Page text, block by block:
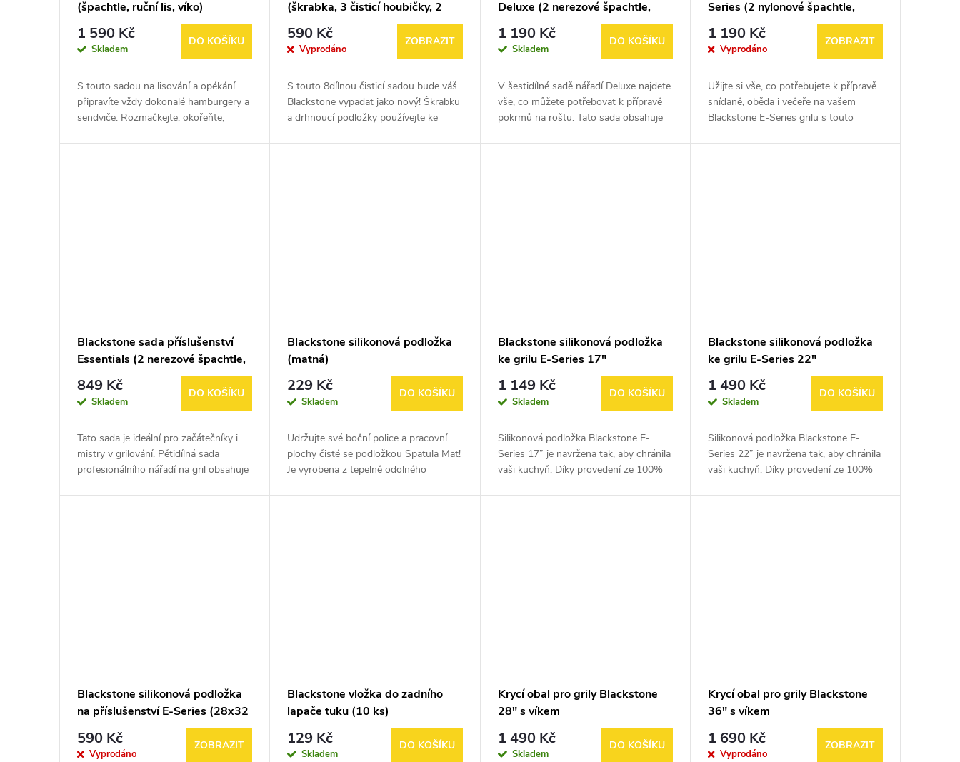
(špachtle, ruční lis, víko)
1 590 Kč
Skladem
DO KOŠÍKU
S touto sadou na lisování a opékání
připravíte vždy dokonalé hamburgery a
sendviče. Rozmačkejte, okořeňte,
(škrabka, 3 čisticí houbičky, 2
brusné kameny)
590 Kč
Vyprodáno
ZOBRAZIT
S touto 8dílnou čisticí sadou bude váš
Blackstone vypadat jako nový! Škrabku
a drhnoucí podložky používejte ke
Deluxe (2 nerezové špachtle,
lahvička, škrabka, 2 kleště)
1 190 Kč
Skladem
DO KOŠÍKU
V šestidílné sadě nářadí Deluxe najdete
vše, co můžete potřebovat k přípravě
pokrmů na roštu. Tato sada obsahuje
Series (2 nylonové špachtle,
škrabka, kleště)
1 190 Kč
Vyprodáno
ZOBRAZIT
Užijte si vše, co potřebujete k přípravě
snídaně, oběda i večeře na vašem
Blackstone E-Series grilu s touto
Blackstone sada příslušenství
Essentials (2 nerezové špachtle,
2 lahvičky a škrabka)
849 Kč
Skladem
DO KOŠÍKU
Tato sada je ideální pro začátečníky i
mistry v grilování. Pětidílná sada
profesionálního nářadí na gril obsahuje
Blackstone silikonová podložka
(matná)
229 Kč
Skladem
DO KOŠÍKU
Udržujte své boční police a pracovní
plochy čisté se podložkou Spatula Mat!
Je vyrobena z tepelně odolného
Blackstone silikonová podložka
ke grilu E-Series 17"
1 149 Kč
Skladem
DO KOŠÍKU
Silikonová podložka Blackstone E-
Series 17” je navržena tak, aby chránila
vaši kuchyň. Díky provedení ze 100%
Blackstone silikonová podložka
ke grilu E-Series 22"
1 490 Kč
Skladem
DO KOŠÍKU
Silikonová podložka Blackstone E-
Series 22” je navržena tak, aby chránila
vaši kuchyň. Díky provedení ze 100%
Blackstone silikonová podložka
na příslušenství E-Series (28x32
cm)
590 Kč
Vyprodáno
ZOBRAZIT
Blackstone vložka do zadního
lapače tuku (10 ks)
129 Kč
Skladem
DO KOŠÍKU
Krycí obal pro grily Blackstone
28" s víkem
1 490 Kč
Skladem
DO KOŠÍKU
Krycí obal pro grily Blackstone
36" s víkem
1 690 Kč
Vyprodáno
ZOBRAZIT